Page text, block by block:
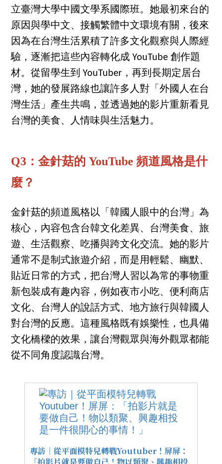
立臺灣大學中國文學系國際班。她最初來台的
原因與學中文、接觸繁體中文環境有關，後來
因為在台灣生活累積了許多文化觀察與人際經
驗，逐漸把這些內容轉化成 YouTube 創作題
材。從留學生到 YouTuber，再到長期定居台
灣，她的發展路線也讓許多人對「外國人在台
灣生活」產生共鳴，並透過她的影片重新看見
台灣的美食、人情味與生活魅力。
Q3：金針菇的 YouTube 頻道風格是什
麼？
金針菇的頻道風格以「韓國人眼中的台灣」為
核心，內容包含台韓文化差異、台灣美食、旅
遊、生活觀察、吃播與跨文化交流。她的影片
通常不是制式旅遊介紹，而是用輕鬆、幽默、
貼近日常的方式，把台灣人習以為常的事物重
新包裝成有趣內容，例如夜市小吃、便利商店
文化、台灣人的說話方式、地方旅行與韓國人
對台灣的反應。這種風格既有娛樂性，也具備
文化橋樑的效果，讓台灣觀眾與海外觀眾都能
從不同角度認識台灣。
專訪｜從平面模特兒轉戰Youtuber！屏屏：